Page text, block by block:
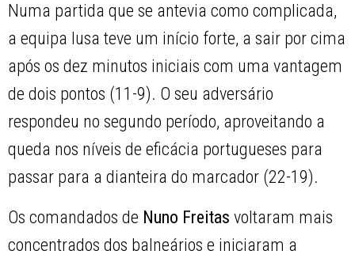
Numa partida que se antevia como complicada,
a equipa lusa teve um início forte, a sair por cima
após os dez minutos iniciais com uma vantagem
de dois pontos (11-9). O seu adversário
respondeu no segundo período, aproveitando a
queda nos níveis de eficácia portugueses para
passar para a dianteira do marcador (22-19).
Os comandados de Nuno Freitas voltaram mais
concentrados dos balneários e iniciaram a